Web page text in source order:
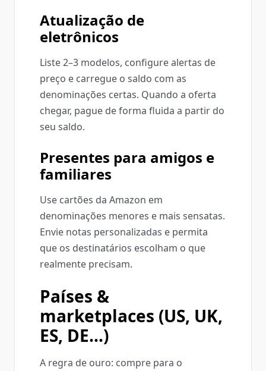
Atualização de
eletrônicos
Liste 2–3 modelos, configure alertas de
preço e carregue o saldo com as
denominações certas. Quando a oferta
chegar, pague de forma fluida a partir do
seu saldo.
Presentes para amigos e
familiares
Use cartões da Amazon em
denominações menores e mais sensatas.
Envie notas personalizadas e permita
que os destinatários escolham o que
realmente precisam.
Países &
marketplaces (US, UK,
ES, DE…)
A regra de ouro: compre para o